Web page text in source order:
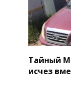
Тайный
исчез